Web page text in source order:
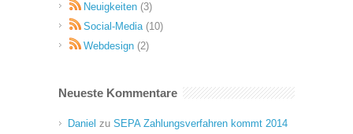
Neuigkeiten (3)
Social-Media(10)
Webdesign (2)
Neueste Kommentare
Daniel zu SEPA Zahlungsverfahren kommt 2014